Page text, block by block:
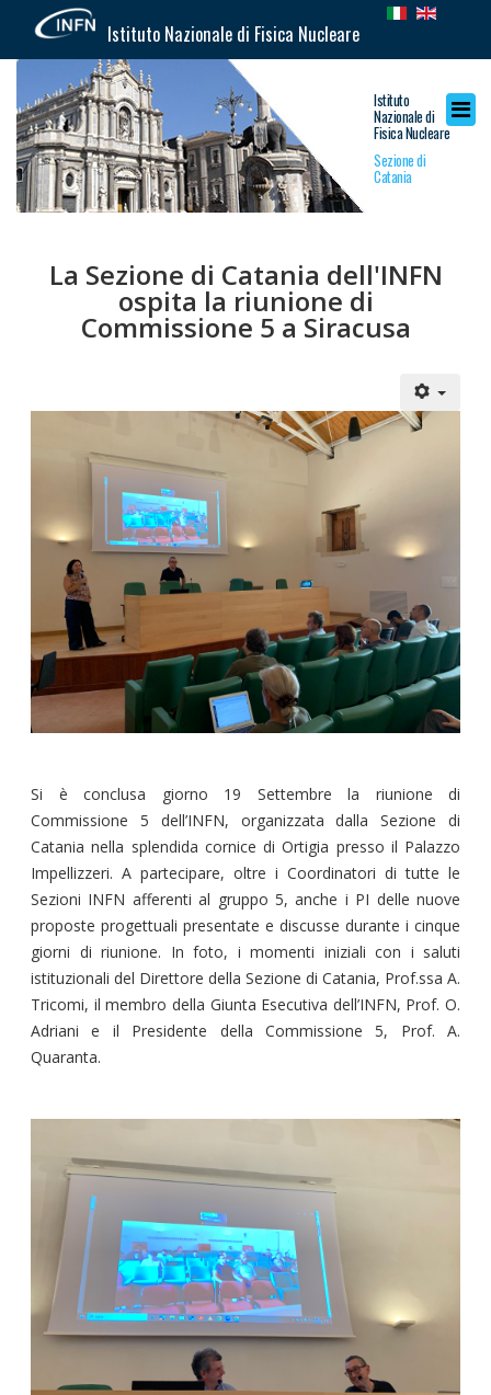
Istituto Nazionale di Fisica Nucleare
Istituto
Nazionale di
Fisica Nucleare
Sezione di
Catania
La Sezione di Catania dell'INFN
ospita la riunione di
Commissione 5 a Siracusa
Si è conclusa giorno 19 Settembre la riunione di
Commissione 5 dell’INFN, organizzata dalla Sezione di
Catania nella splendida cornice di Ortigia presso il Palazzo
Impellizzeri. A partecipare, oltre i Coordinatori di tutte le
Sezioni INFN afferenti al gruppo 5, anche i PI delle nuove
proposte progettuali presentate e discusse durante i cinque
giorni di riunione. In foto, i momenti iniziali con i saluti
istituzionali del Direttore della Sezione di Catania, Prof.ssa A.
Tricomi, il membro della Giunta Esecutiva dell’INFN, Prof. O.
Adriani e il Presidente della Commissione 5, Prof. A.
Quaranta.